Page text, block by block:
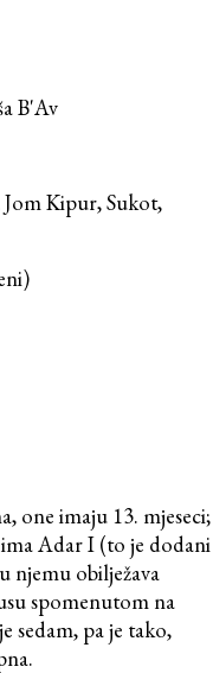
B'Av
Kipur, Sukot,
one imaju 13. mjeseci;
Adar I (to je dodani
njemu obilježava
spomenutom na
sedam, pa je tako,